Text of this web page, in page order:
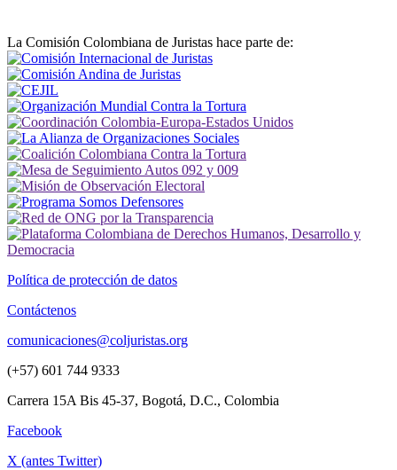
La Comisión Colombiana de Juristas hace parte de:
Política de protección de datos
Contáctenos
comunicaciones@coljuristas.org
(+57) 601 744 9333
Carrera 15A Bis 45-37, Bogotá, D.C., Colombia
Facebook
X (antes Twitter)